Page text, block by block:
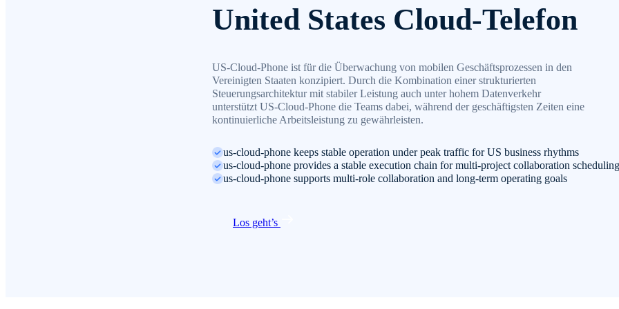
United States Cloud-Telefon
US-Cloud-Phone ist für die Überwachung von mobilen Geschäftsprozessen in den
Vereinigten Staaten konzipiert. Durch die Kombination einer strukturierten
Steuerungsarchitektur mit stabiler Leistung auch unter hohem Datenverkehr
unterstützt US-Cloud-Phone die Teams dabei, während der geschäftigsten Zeiten eine
kontinuierliche Arbeitsleistung zu gewährleisten.
us-cloud-phone keeps stable operation under peak traffic for US business rhythms
us-cloud-phone provides a stable execution chain for multi-project collaboration scheduling
us-cloud-phone supports multi-role collaboration and long-term operating goals
Los geht’s